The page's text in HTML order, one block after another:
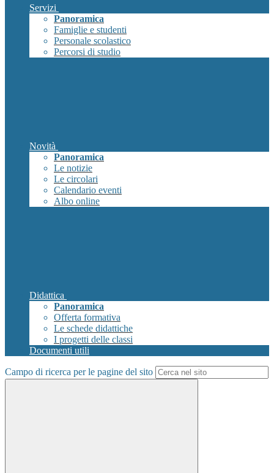
Servizi
Panoramica
Famiglie e studenti
Personale scolastico
Percorsi di studio
Novità
Panoramica
Le notizie
Le circolari
Calendario eventi
Albo online
Didattica
Panoramica
Offerta formativa
Le schede didattiche
I progetti delle classi
Documenti utili
Campo di ricerca per le pagine del sito